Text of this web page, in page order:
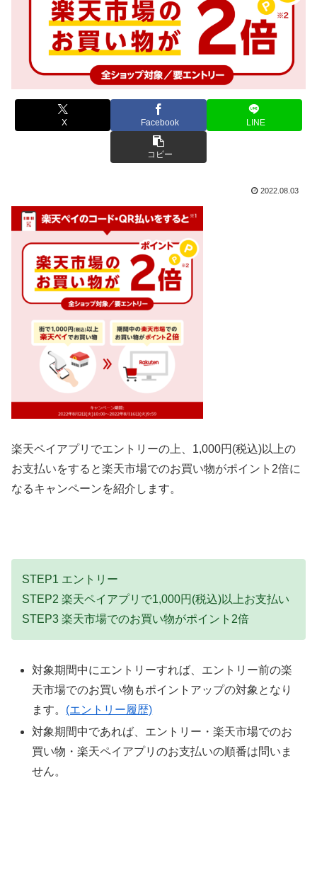
X Facebook LINE
コピー
2022.08.03
楽天ペイアプリでエントリーの上、1,000円(税込)以上の
お支払いをすると楽天市場でのお買い物がポイント2倍に
なるキャンペーンを紹介します。
STEP1 エントリー
STEP2 楽天ペイアプリで1,000円(税込)以上お支払い
STEP3 楽天市場でのお買い物がポイント2倍
対象期間中にエントリーすれば、エントリー前の楽
天市場でのお買い物もポイントアップの対象となり
ます。 (エントリー履歴)
対象期間中であれば、エントリー・楽天市場でのお
買い物・楽天ペイアプリのお支払いの順番は問いま
せん。